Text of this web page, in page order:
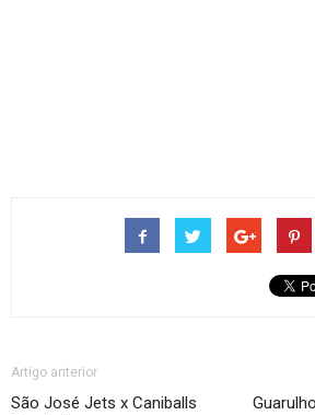
Artigo anterior
São José Jets x Caniballs